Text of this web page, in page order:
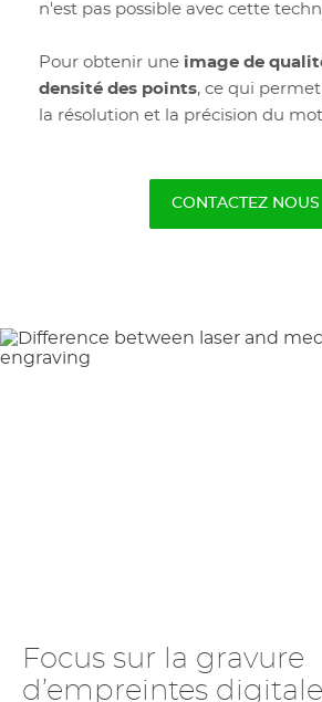
n'est pas possible avec cette
Pour obtenir une image de
densité des points, ce qui
la résolution et la précision du
CONTACTEZ NOUS
Focus sur la gravure
d’empreintes